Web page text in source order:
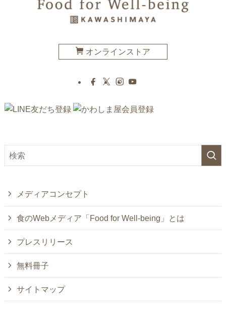
オンラインストア
メディアコンセプト
食のWebメディア「Food for Well-being」とは
プレスリリース
無料冊子
サイトマップ